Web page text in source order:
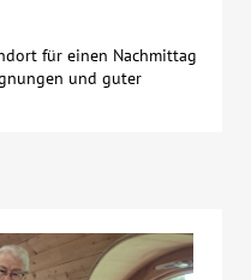
für einen Nachmittag
und guter